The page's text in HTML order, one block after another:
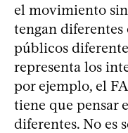
el movimiento
tengan diferentes
públicos
representa los
por ejemplo, el
tiene que pensar
diferentes. No es